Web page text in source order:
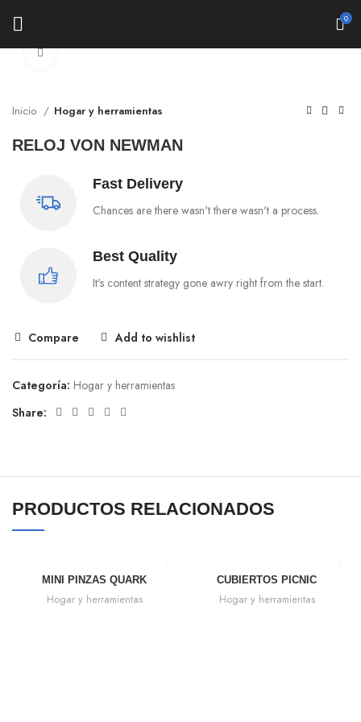
0
Click to enlarge
Inicio Hogar y herramientas
RELOJ VON NEWMAN
Fast Delivery
Chances are there wasn't there wasn't a process.
Best Quality
It's content strategy gone awry right from the start.
Compare Add to wishlist
Categoría: Hogar y herramientas
Share:
PRODUCTOS RELACIONADOS
MINI PINZAS QUARK
Hogar y herramientas
CUBIERTOS PICNIC
Hogar y herramientas